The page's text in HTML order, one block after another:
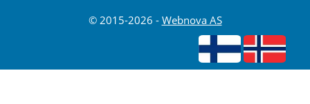
© 2015-2026 - Webnova AS